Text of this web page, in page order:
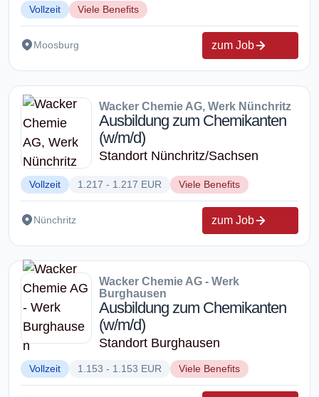
Vollzeit Viele Benefits
Moosburg zum Job
Wacker Chemie AG, Werk Nünchritz
Ausbildung zum Chemikanten
(w/m/d)
Standort Nünchritz/Sachsen
Vollzeit 1.217 - 1.217 EUR Viele Benefits
Nünchritz zum Job
Wacker Chemie AG - Werk
Burghausen
Ausbildung zum Chemikanten
(w/m/d)
Standort Burghausen
Vollzeit 1.153 - 1.153 EUR Viele Benefits